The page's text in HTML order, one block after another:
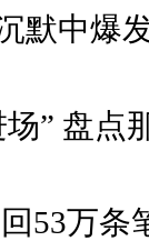
默中爆
” 盘点
53万条